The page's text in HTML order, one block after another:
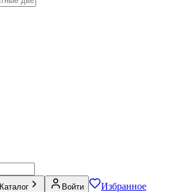
Каталог Войти
Избранное